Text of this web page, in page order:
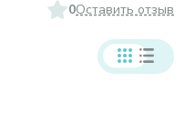
0Оставить отзыв